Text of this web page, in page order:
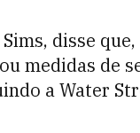
disse
medidas de
a Water